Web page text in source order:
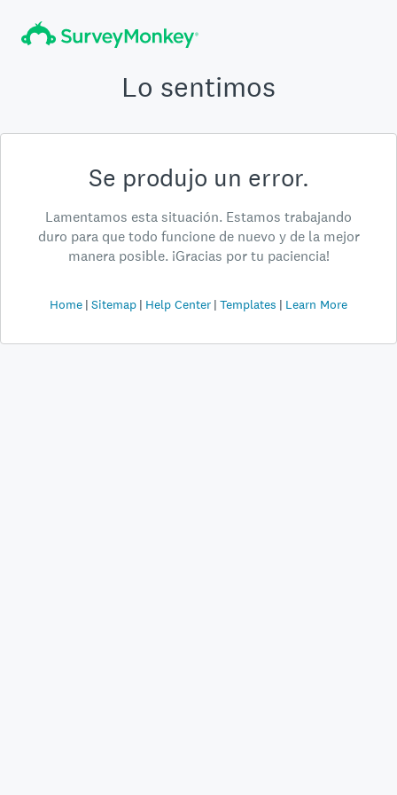
Lo sentimos
Se produjo un error.
Lamentamos esta situación. Estamos trabajando
duro para que todo funcione de nuevo y de la mejor
manera posible. ¡Gracias por tu paciencia!
Home Sitemap Help Center Templates Learn More